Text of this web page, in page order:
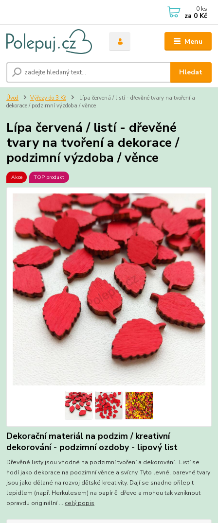
Menu
Hledat
0 ks
za 0 Kč
Úvod Výřezy do 3 Kč
Lípa červená / listí - dřevěné tvary na tvoření a
dekorace / podzimní výzdoba / věnce
Lípa červená / listí - dřevěné
tvary na tvoření a dekorace /
podzimní výzdoba / věnce
Akce TOP produkt
Dekorační materiál na podzim / kreativní
dekorování - podzimní ozdoby - lipový list
Dřevěné listy jsou vhodné na podzimní tvoření a dekorování. Listí se
hodí jako dekorace na podzimní věnce a svícny. Tyto levné, barevné tvary
jsou jako dělané na rozvoj dětské kreativity. Dají se snadno přilepit
lepidlem (např. Herkulesem) na papír či dřevo a mohou tak vzniknout
opravdu originální ... celý popis